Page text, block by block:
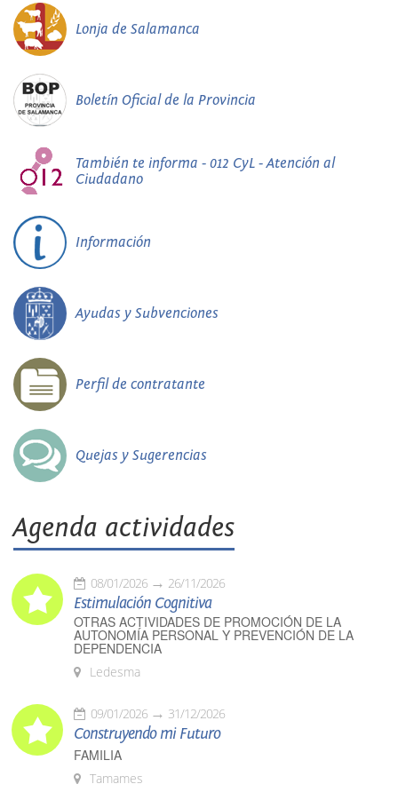
Lonja de Salamanca
Boletín Oficial de la Provincia
También te informa - 012 CyL - Atención al
Ciudadano
Información
Ayudas y Subvenciones
Perfil de contratante
Quejas y Sugerencias
Agenda actividades
08/01/2026 26/11/2026
Estimulación Cognitiva
OTRAS ACTIVIDADES DE PROMOCIÓN DE LA
AUTONOMÍA PERSONAL Y PREVENCIÓN DE LA
DEPENDENCIA
Ledesma
09/01/2026 31/12/2026
Construyendo mi Futuro
FAMILIA
Tamames